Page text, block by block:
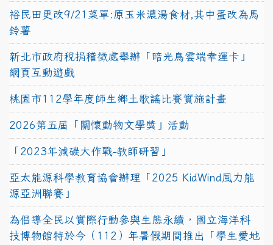
裕民田更改9/21菜單:原玉米濃湯食材,其中蛋改為馬
鈴薯
新北市政府稅捐稽徵處舉辦「暗光鳥雲端幸運卡」
網頁互動遊戲
桃園市112學年度師生鄉土歌謠比賽實施計畫
2026第五屆「關懷動物文學獎」活動
「2023年減碳大作戰-教師研習」
亞太能源科學教育協會辦理「2025 KidWind風力能
源亞洲聯賽」
為倡導全民以實際行動參與生態永續，國立海洋科
技博物館特於今（112）年暑假期間推出「學生愛地